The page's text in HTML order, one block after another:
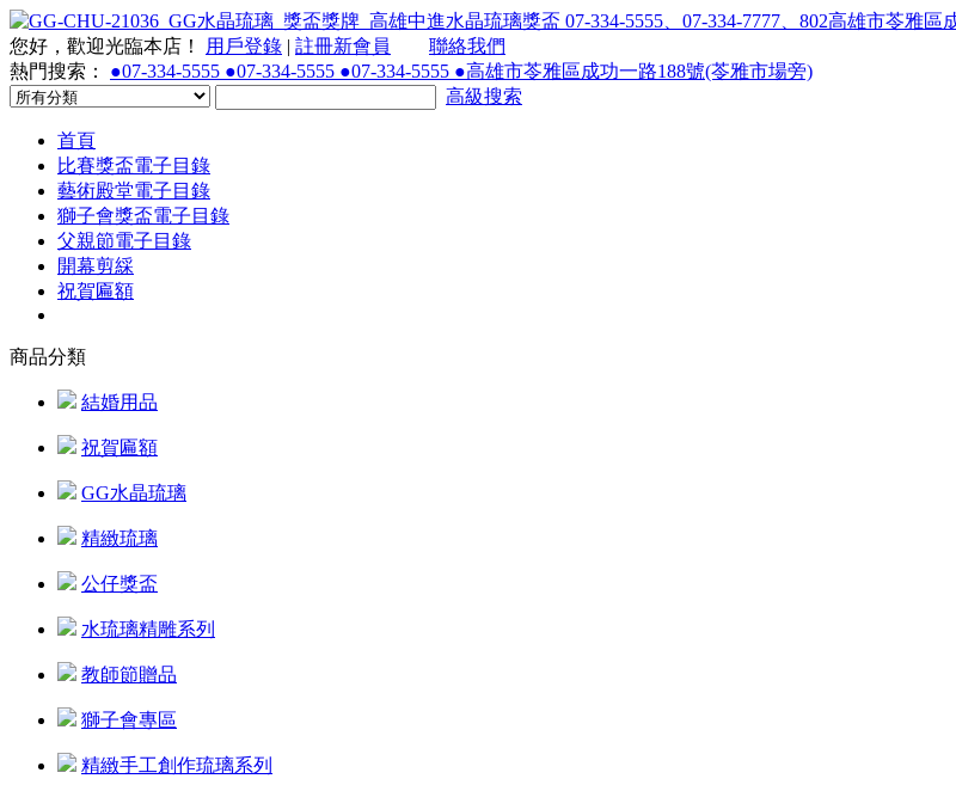
您好，歡迎光臨本店！ 用戶登錄 | 註冊新會員
聯絡我們
熱門搜索： ●07-334-5555 ●07-334-5555 ●07-334-5555 ●高雄市苓雅區成功一路188號(苓雅市場旁)
高級搜索
首頁
比賽獎盃電子目錄
藝術殿堂電子目錄
獅子會獎盃電子目錄
父親節電子目錄
開幕剪綵
祝賀匾額
商品分類
結婚用品
祝賀匾額
GG水晶琉璃
精緻琉璃
公仔獎盃
水琉璃精雕系列
教師節贈品
獅子會專區
精緻手工創作琉璃系列